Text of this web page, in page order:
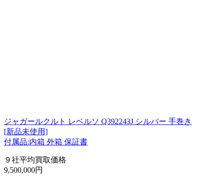
ジャガールクルト レベルソ Q392243J シルバー 手巻き
[新品未使用]
付属品:内箱 外箱 保証書
９社平均買取価格
9,500,000円